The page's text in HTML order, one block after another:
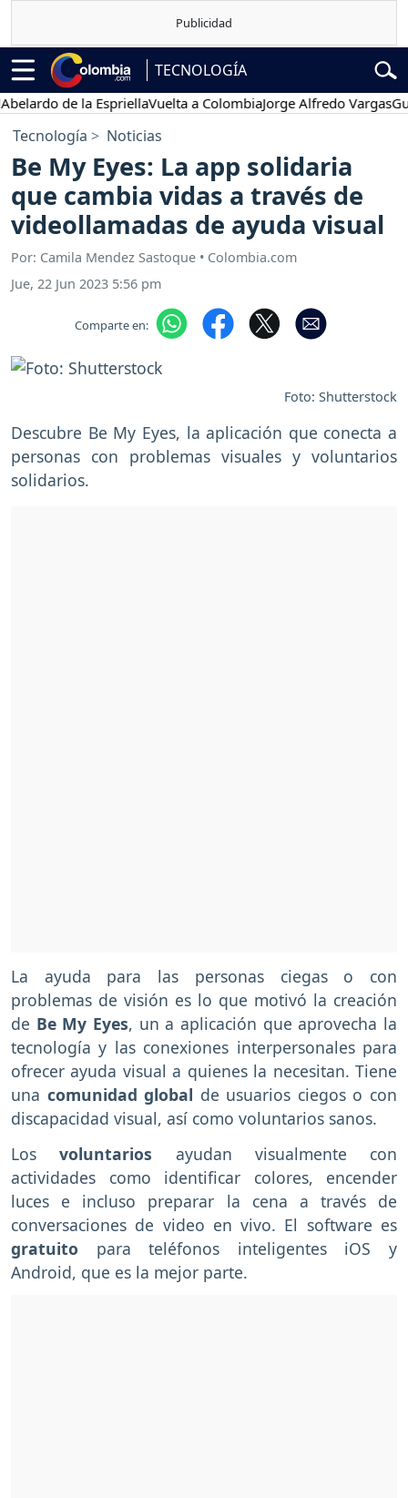
TECNOLOGÍA
de la EspriellaVuelta a ColombiaJorge Alfredo Vargas
Tecnología Noticias
Be My Eyes: La app solidaria
que cambia vidas a través de
videollamadas de ayuda visual
Por: Camila Mendez Sastoque • Colombia.com
Jue, 22 Jun 2023 5:56 pm
Comparte en:
Foto: Shutterstock
Descubre Be My Eyes, la aplicación que conecta a
personas con problemas visuales y voluntarios
solidarios.
La ayuda para las personas ciegas o con
problemas de visión es lo que motivó la creación
de Be My Eyes, un a aplicación que aprovecha la
tecnología y las conexiones interpersonales para
ofrecer ayuda visual a quienes la necesitan. Tiene
una comunidad global de usuarios ciegos o con
discapacidad visual, así como voluntarios sanos.
Losvoluntarios ayudan visualmente con
actividades como identificar colores, encender
luces e incluso preparar la cena a través de
conversaciones de video en vivo. El software es
gratuito para teléfonos inteligentes iOS y
Android, que es la mejor parte.